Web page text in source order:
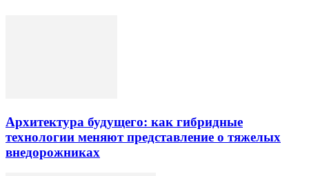
Архитектура будущего: как гибридные
технологии меняют представление о тяжелых
внедорожниках